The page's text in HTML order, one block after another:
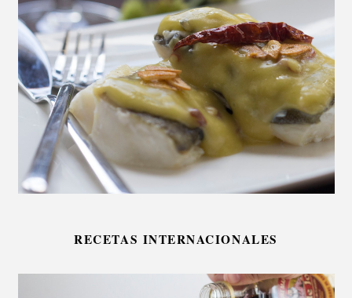
RECETAS INTERNACIONALES